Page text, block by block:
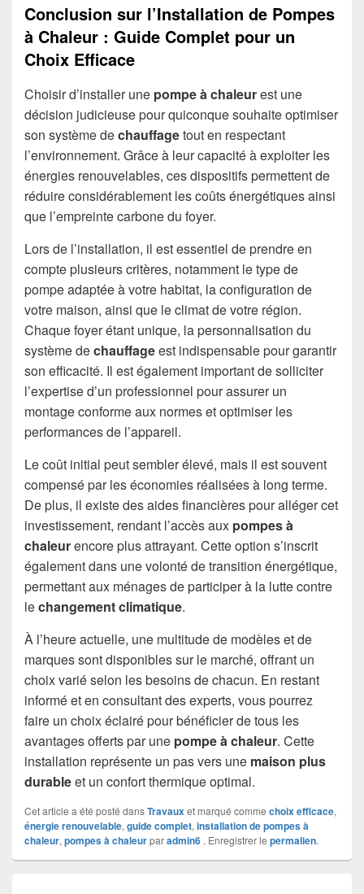
Conclusion sur l’Installation de Pompes
à Chaleur : Guide Complet pour un
Choix Efficace
Choisir d’installer une pompe à chaleurest une
décision judicieuse pour quiconque souhaite optimiser
son système dechauffagetout en respectant
l’environnement. Grâce à leur capacité à exploiter les
énergies renouvelables, ces dispositifs permettent de
réduire considérablement les coûts énergétiques ainsi
que l’empreinte carbone du foyer.
Lors de l’installation, il est essentiel de prendre en
compte plusieurs critères, notamment le type de
pompe adaptée à votre habitat, la configuration de
votre maison, ainsi que le climat de votre région.
Chaque foyer étant unique, la personnalisation du
système dechauffageest indispensable pour garantir
son efficacité. Il est également important de solliciter
l’expertise d’un professionnel pour assurer un
montage conforme aux normes et optimiser les
performances de l’appareil.
Le coût initial peut sembler élevé, mais il est souvent
compensé par les économies réalisées à long terme.
De plus, il existe des aides financières pour alléger cet
investissement, rendant l’accès aux pompes à
chaleurencore plus attrayant. Cette option s’inscrit
également dans une volonté de transition énergétique,
permettant aux ménages de participer à la lutte contre
lechangement climatique.
À l’heure actuelle, une multitude de modèles et de
marques sont disponibles sur le marché, offrant un
choix varié selon les besoins de chacun. En restant
informé et en consultant des experts, vous pourrez
faire un choix éclairé pour bénéficier de tous les
avantages offerts par une pompe à chaleur. Cette
installation représente un pas vers une maison plus
durableet un confort thermique optimal.
Cet article a été posté dansTravauxet marqué comme choix efficace,
énergie renouvelable, guide complet, installation de pompes à
chaleur, pompes à chaleurparadmin6 . Enregistrer le permalien.